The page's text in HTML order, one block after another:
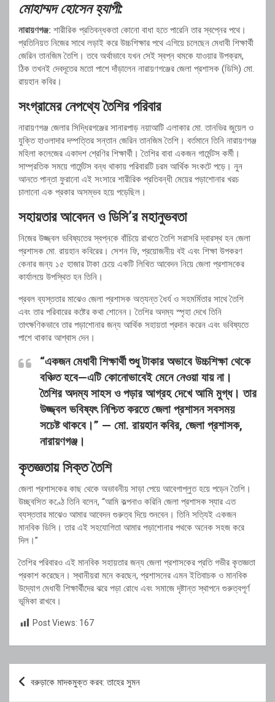
মোহাম্মদ হোসেন হ্যাপী:
নারায়ণগঞ্জ: শারীরিক প্রতিবন্ধকতা কোনো বাধা হতে পারেনি তার স্বপ্নের পথে।
প্রতিনিয়ত নিজের সাথে লড়াই করে উচ্চশিক্ষার পথে এগিয়ে চলেছেন মেধাবী শিক্ষার্থী
জেরিন তানজিম তৈশি। তবে অর্থাভাবে যখন সেই স্বপ্ন থমকে যাওয়ার উপক্রম,
ঠিক তখনই দেবদূতের মতো পাশে দাঁড়ালেন নারায়ণগঞ্জের জেলা প্রশাসক (ডিসি) মো.
রায়হান কবির।
সংগ্রামের নেপথ্যে তৈশির পরিবার
নারায়ণগঞ্জ জেলার সিদ্ধিরগঞ্জের সানারপাড় নয়াআটি এলাকার মো. তানভির জুয়েল ও
যুক্তি হাওলাদার দম্পত্তির সন্তান জেরিন তানজিম তৈশি। বর্তমানে তিনি নারায়ণগঞ্জ
মহিলা কলেজের একাদশ শ্রেণির শিক্ষার্থী। তৈশির বাবা একজন গার্মেন্টস কর্মী।
সাম্প্রতিক সময়ে গার্মেন্টস বন্ধ থাকায় পরিবারটি চরম আর্থিক সংকটে পড়ে। নুন
আনতে পান্তা ফুরানো এই সংসারে শারীরিক প্রতিবন্ধী মেয়ের পড়াশোনার খরচ
চালানো এক প্রকার অসম্ভব হয়ে পড়েছিল।
সহায়তার আবেদন ও ডিসি’র মহানুভবতা
নিজের উজ্জ্বল ভবিষ্যতের স্বপ্নকে বাঁচিয়ে রাখতে তৈশি সরাসরি দ্বারস্থ হন জেলা
প্রশাসক মো. রায়হান কবিরের। সেশন ফি, প্রয়োজনীয় বই এবং শিক্ষা উপকরণ
কেনার জন্য ১৫ হাজার টাকা চেয়ে একটি লিখিত আবেদন নিয়ে জেলা প্রশাসকের
কার্যালয়ে উপস্থিত হন তিনি।
প্রবল ব্যস্ততার মাঝেও জেলা প্রশাসক অত্যন্ত ধৈর্য ও সহমর্মিতার সাথে তৈশি
এবং তার পরিবারের কষ্টের কথা শোনেন। তৈশির অদম্য স্পৃহা দেখে তিনি
তাৎক্ষণিকভাবে তার পড়াশোনার জন্য আর্থিক সহায়তা প্রদান করেন এবং ভবিষ্যতে
পাশে থাকার আশ্বাস দেন।
“একজন মেধাবী শিক্ষার্থী শুধু টাকার অভাবে উচ্চশিক্ষা থেকে
বঞ্চিত হবে—এটি কোনোভাবেই মেনে নেওয়া যায় না।
তৈশির অদম্য সাহস ও পড়ার আগ্রহ দেখে আমি মুগ্ধ। তার
উজ্জ্বল ভবিষ্যৎ নিশ্চিত করতে জেলা প্রশাসন সবসময়
সচেষ্ট থাকবে।” — মো. রায়হান কবির, জেলা প্রশাসক,
নারায়ণগঞ্জ।
কৃতজ্ঞতায় সিক্ত তৈশি
জেলা প্রশাসকের কাছ থেকে অভাবনীয় সাড়া পেয়ে আবেগাপ্লুত হয়ে পড়েন তৈশি।
উচ্ছ্বসিত কণ্ঠে তিনি বলেন, “আমি কল্পনাও করিনি জেলা প্রশাসক স্যার এত
ব্যস্ততার মাঝেও আমার আবেদন গুরুত্ব দিয়ে শুনবেন। তিনি সত্যিই একজন
মানবিক ডিসি। তার এই সহযোগিতা আমার পড়াশোনার পথকে অনেক সহজ করে
দিল।”
তৈশির পরিবারও এই মানবিক সহায়তার জন্য জেলা প্রশাসকের প্রতি গভীর কৃতজ্ঞতা
প্রকাশ করেছেন। স্থানীয়রা মনে করছেন, প্রশাসনের এমন ইতিবাচক ও মানবিক
উদ্যোগ মেধাবী শিক্ষার্থীদের ঝরে পড়া রোধে এবং সমাজে দৃষ্টান্ত স্থাপনে গুরুত্বপূর্ণ
ভূমিকা রাখবে।
Post Views: 167
Post
navigation
বরুড়াকে মাদকমুক্ত করব: তাহের সুমন